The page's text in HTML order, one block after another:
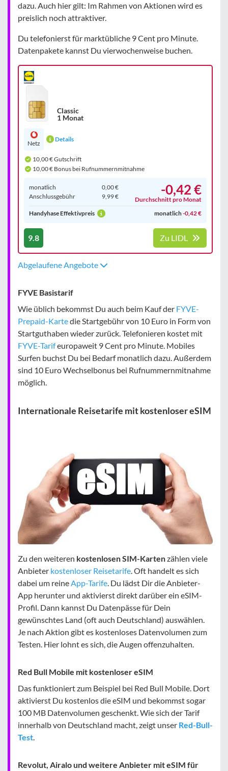
dazu. Auch hier gilt: Im Rahmen von Aktionen wird es
preislich noch attraktiver.
Du telefonierst für marktübliche 9 Cent pro Minute.
Datenpakete kannst Du vierwochenweise buchen.
Classic
1 Monat
Netz
Details
10,00 € Gutschrift
10,00 € Bonus bei Rufnummernmitnahme
monatlich
0,00 €
Anschluss­gebühr
9,99 € -0,42 €
Durchschnitt pro Monat
Handyhase Effektivpreis
monatlich-0,42 €
9.8 Zu LIDL
Abgelaufene Angebote
FYVE Basistarif
Wie üblich bekommst Du auch beim Kauf der FYVE-
Prepaid-Kartedie Startgebühr von 10 Euro in Form von
Startguthaben wieder zurück. Telefonieren kostet mit
FYVE-Tarifeuropaweit 9 Cent pro Minute. Mobiles
Surfen buchst Du bei Bedarf monatlich dazu. Außerdem
sind 10 Euro Wechselbonus bei Rufnummernmitnahme
möglich.
Internationale Reisetarife mit kostenloser eSIM
Zu den weiteren kostenlosen SIM-Kartenzählen viele
Anbieter kostenloser Reisetarife. Oft handelt es sich
dabei um reineApp-Tarife. Du lädst Dir die Anbieter-
App herunter und aktivierst direkt darüber ein eSIM-
Profil. Dann kannst Du Datenpässe für Dein
gewünschtes Land (oft auch Deutschland) auswählen.
Je nach Aktion gibt es kostenloses Datenvolumen zum
Testen. Hier lohnt es sich, die Augen offenzuhalten.
Red Bull Mobile mit kostenloser eSIM
Das funktioniert zum Beispiel bei Red Bull Mobile. Dort
aktivierst Du kostenlos die eSIM und bekommst sogar
100 MB Datenvolumen geschenkt. Wie sich der Tarif
innerhalb von Deutschland macht, zeigt unser Red-Bull-
Test.
Revolut, Airalo und weitere Anbieter mit eSIM für